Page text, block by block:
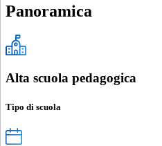
Panoramica
Alta scuola pedagogica
Tipo di scuola